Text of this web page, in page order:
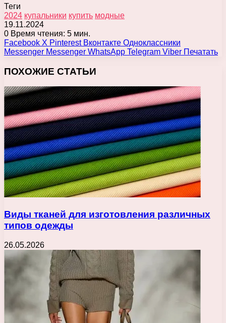
Теги
2024 купальники купить модные
19.11.2024
0 Время чтения: 5 мин.
Facebook X Pinterest Вконтакте Одноклассники
Messenger Messenger WhatsApp Telegram Viber Печатать
ПОХОЖИЕ СТАТЬИ
Виды тканей для изготовления различных
типов одежды
26.05.2026